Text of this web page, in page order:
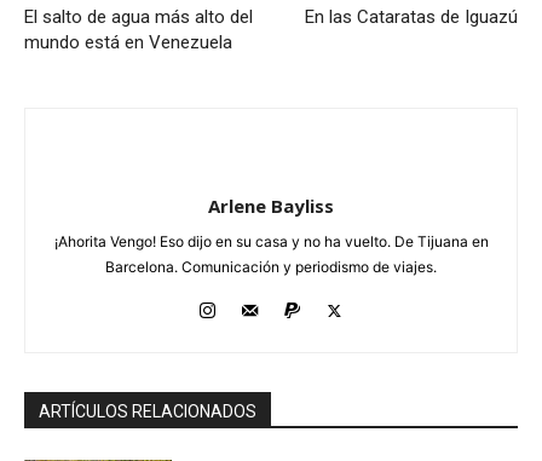
El salto de agua más alto del
mundo está en Venezuela
En las Cataratas de Iguazú
Arlene Bayliss
¡Ahorita Vengo! Eso dijo en su casa y no ha vuelto. De Tijuana en
Barcelona. Comunicación y periodismo de viajes.
ARTÍCULOS RELACIONADOS